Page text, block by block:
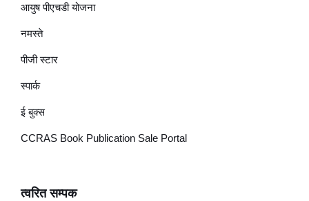
आयुष पीएचडी योजना
नमस्ते
पीजी स्टार
स्पार्क
ई बुक्स
CCRAS Book Publication Sale Portal
त्वरित सम्पक